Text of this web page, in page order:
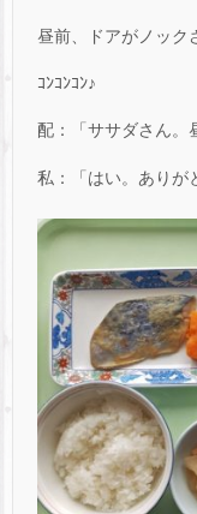
昼前、ドアがノック
ｺﾝｺﾝｺﾝ♪
配：「ササダさん。
私：「はい。ありが